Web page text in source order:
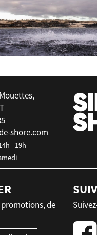
shore.com
- 19h
promotions, de